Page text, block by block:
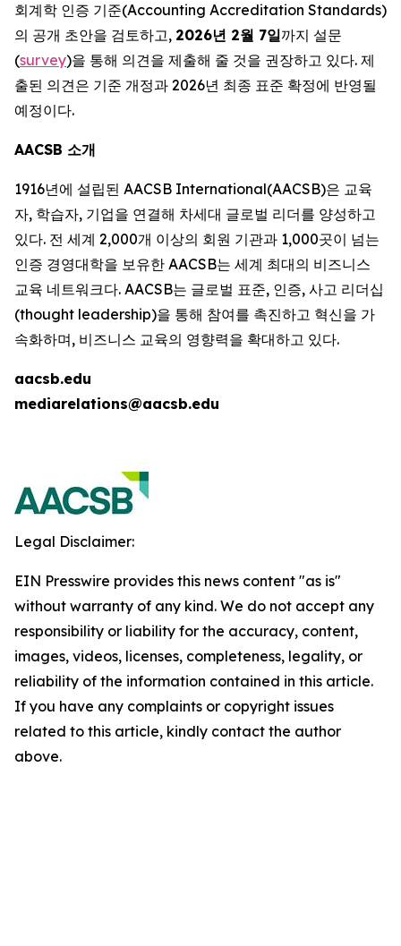
회계학 인증 기준(Accounting Accreditation Standards)
의 공개 초안을 검토하고, 2026년 2월 7일까지 설문
(survey)을 통해 의견을 제출해 줄 것을 권장하고 있다. 제
출된 의견은 기준 개정과 2026년 최종 표준 확정에 반영될
예정이다.
AACSB 소개
1916년에 설립된 AACSB International(AACSB)은 교육
자, 학습자, 기업을 연결해 차세대 글로벌 리더를 양성하고
있다. 전 세계 2,000개 이상의 회원 기관과 1,000곳이 넘는
인증 경영대학을 보유한 AACSB는 세계 최대의 비즈니스
교육 네트워크다. AACSB는 글로벌 표준, 인증, 사고 리더십
(thought leadership)을 통해 참여를 촉진하고 혁신을 가
속화하며, 비즈니스 교육의 영향력을 확대하고 있다.
aacsb.edu
mediarelations@aacsb.edu
Legal Disclaimer:
EIN Presswire provides this news content "as is"
without warranty of any kind. We do not accept any
responsibility or liability for the accuracy, content,
images, videos, licenses, completeness, legality, or
reliability of the information contained in this article.
If you have any complaints or copyright issues
related to this article, kindly contact the author
above.